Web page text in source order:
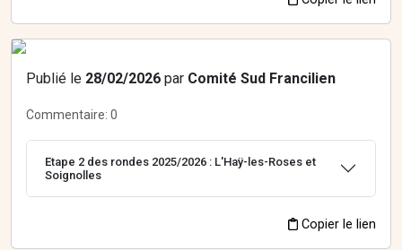
Publié le 28/02/2026 par Comité Sud Francilien
Commentaire: 0
Etape 2 des rondes 2025/2026 : L'Haÿ-les-Roses et
Soignolles
Copier le lien